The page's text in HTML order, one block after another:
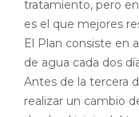
tratamiento, pero
es el que mejores
El Plan consiste en
de agua cada dos
Antes de la tercera
realizar un cambio